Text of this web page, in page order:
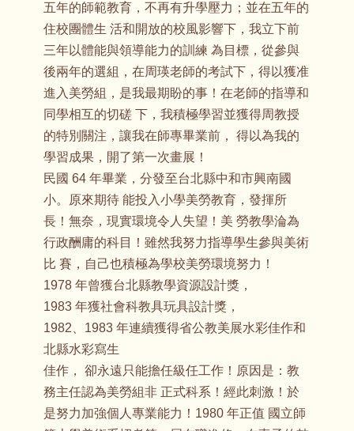
五年的師範教育，不再有升學壓力；並在五年的
住校團體生 活和開放的校風影響下，我立下前
三年以體能與領導能力的訓練 為目標，從參與
後兩年的選組，在周瑛老師的考試下，得以獲准
進入美勞組，是我最期盼的事！在老師的指導和
同學相互的切磋 下，我積極學習並獲得周教授
的特別關注，讓我在師專畢業前， 得以為我的
學習成果，開了第一次畫展！
民國 64 年畢業，分發至台北縣中和市興南國
小。原來期待 能投入小學美勞教育，發揮所
長！無奈，現實環境令人失望！美 勞教學淪為
行政酬庸的科目！雖然我努力指導學生參與美術
比 賽，自己也積極為學校美勞環境努力！
1978 年曾獲台北縣教學資源設計獎，
1983 年獲社會科教具玩具設計獎，
1982、1983 年連續獲得省公教美展水彩佳作和
北縣水彩寫生
佳作， 卻永遠只能擔任級任工作！原因是：教
務主任認為美勞組非 正式科系！經此刺激！於
是努力加強個人專業能力！1980 年正值 國立師